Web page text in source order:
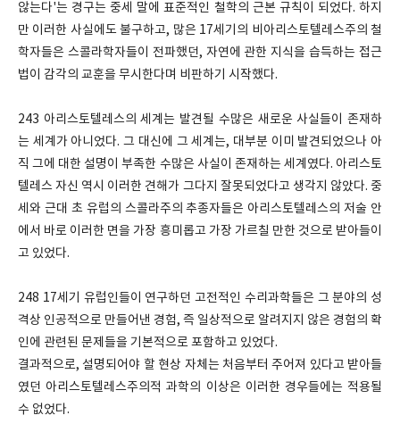
않는다'는 경구는 중세 말에 표준적인 철학의 근본 규칙이 되었다. 하지
만 이러한 사실에도 불구하고, 많은 17세기의 비아리스토텔레스주의 철
학자들은 스콜라학자들이 전파했던, 자연에 관한 지식을 습득하는 접근
법이 감각의 교훈을 무시한다며 비판하기 시작했다.
243 아리스토텔레스의 세계는 발견될 수많은 새로운 사실들이 존재하
는 세계가 아니었다. 그 대신에 그 세계는, 대부분 이미 발견되었으나 아
직 그에 대한 설명이 부족한 수많은 사실이 존재하는 세계였다. 아리스토
텔레스 자신 역시 이러한 견해가 그다지 잘못되었다고 생각지 않았다. 중
세와 근대 초 유럽의 스콜라주의 추종자들은 아리스토텔레스의 저술 안
에서 바로 이러한 면을 가장 흥미롭고 가장 가르칠 만한 것으로 받아들이
고 있었다.
248 17세기 유럽인들이 연구하던 고전적인 수리과학들은 그 분야의 성
격상 인공적으로 만들어낸 경험, 즉 일상적으로 알려지지 않은 경험의 확
인에 관련된 문제들을 기본적으로 포함하고 있었다.
결과적으로, 설명되어야 할 현상 자체는 처음부터 주어져 있다고 받아들
였던 아리스토텔레스주의적 과학의 이상은 이러한 경우들에는 적용될
수 없었다.